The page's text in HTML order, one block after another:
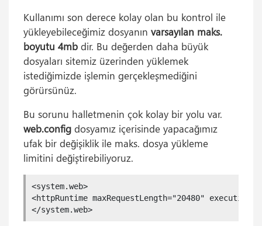
Kullanımı son derece kolay olan bu kontrol ile
yükleyebileceğimiz dosyanın varsayılan maks.
boyutu 4mb dir. Bu değerden daha büyük
dosyaları sitemiz üzerinden yüklemek
istediğimizde işlemin gerçekleşmediğini
görürsünüz.
Bu sorunu halletmenin çok kolay bir yolu var.
web.config dosyamız içerisinde yapacağımız
ufak bir değişiklik ile maks. dosya yükleme
limitini değiştirebiliyoruz.
<system.web>
<httpRuntime maxRequestLength="20480"